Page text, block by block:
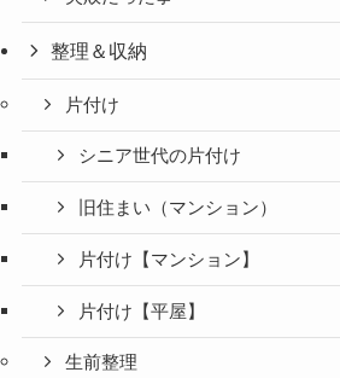
整理＆収納
片付け
シニア世代の片付け
旧住まい（マンション）
片付け【マンション】
片付け【平屋】
生前整理